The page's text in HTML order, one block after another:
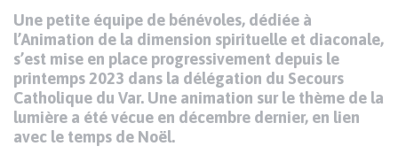
contenu
DU
PARAGRAPHE
Texte
Une petite équipe de bénévoles, dédiée à
l’Animation de la dimension spirituelle et diaconale,
s’est mise en place progressivement depuis le
printemps 2023 dans la délégation du Secours
Catholique du Var. Une animation sur le thème de la
lumière a été vécue en décembre dernier, en lien
avec le temps de Noël.